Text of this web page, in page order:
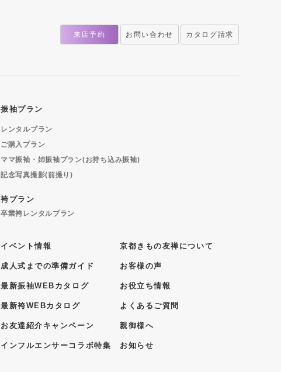
来店予約 お問い合わせ カタログ請求
振袖プラン
レンタルプラン
ご購入プラン
ママ振袖・姉振袖プラン(お持ち込み振袖)
記念写真撮影(前撮り)
袴プラン
卒業袴レンタルプラン
イベント情報
成人式までの準備ガイド
最新振袖WEBカタログ
最新袴WEBカタログ
お友達紹介キャンペーン
インフルエンサーコラボ特集
京都きもの友禅について
お客様の声
お役立ち情報
よくあるご質問
親御様へ
お知らせ